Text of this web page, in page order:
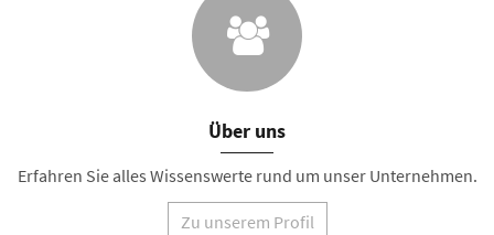
Über uns
Erfahren Sie alles Wissenswerte rund um unser Unternehmen.
Zu unserem Profil